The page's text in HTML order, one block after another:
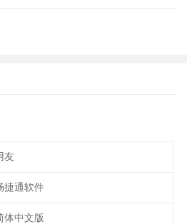
友
捷通软件
体中文版